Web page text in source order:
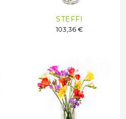
STEFFI
103,36 €